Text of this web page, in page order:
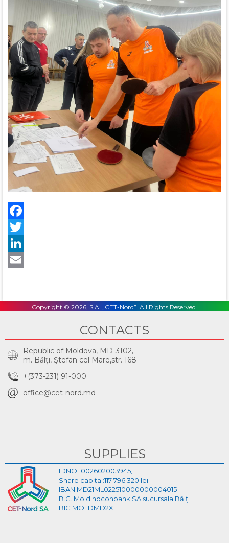
Copyright © 2026, S.A. „CET-Nord”. All Rights Reserved.
CONTACTS
Republic of Moldova, MD-3102,
m. Bălţi, Ştefan cel Mare,str. 168
+(373-231) 91-000
office@cet-nord.md
SUPPLIES
IDNO 1002602003945,
Share capital:117 796 320 lei
IBAN:MD21ML022510000000004015
B.C. Moldindconbank SA sucursala Bălți
BIC MOLDMD2X